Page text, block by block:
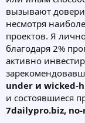
вызывают
несмотря
проектов. Я
благодаря 2%
активно
under и wicked-
и состоявшиеся
7dailypro.biz,